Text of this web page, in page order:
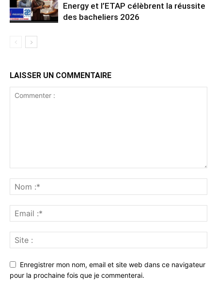
Energy et l’ETAP célèbrent la réussite
des bacheliers 2026
LAISSER UN COMMENTAIRE
Enregistrer mon nom, email et site web dans ce navigateur
pour la prochaine fois que je commenterai.